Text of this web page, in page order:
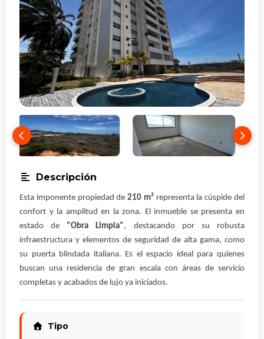
Descripción
Esta imponente propiedad de210 m²representa la cúspide del
confort y la amplitud en la zona. El inmueble se presenta en
estado de "Obra Limpia", destacando por su robusta
infraestructura y elementos de seguridad de alta gama, como
su puerta blindada italiana. Es el espacio ideal para quienes
buscan una residencia de gran escala con áreas de servicio
completas y acabados de lujo ya iniciados.
Tipo